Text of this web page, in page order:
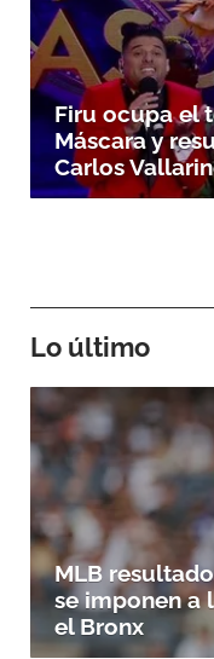
Firu ocupa el
Máscara y
Carlos
Lo último
MLB
se imponen a
el Bronx